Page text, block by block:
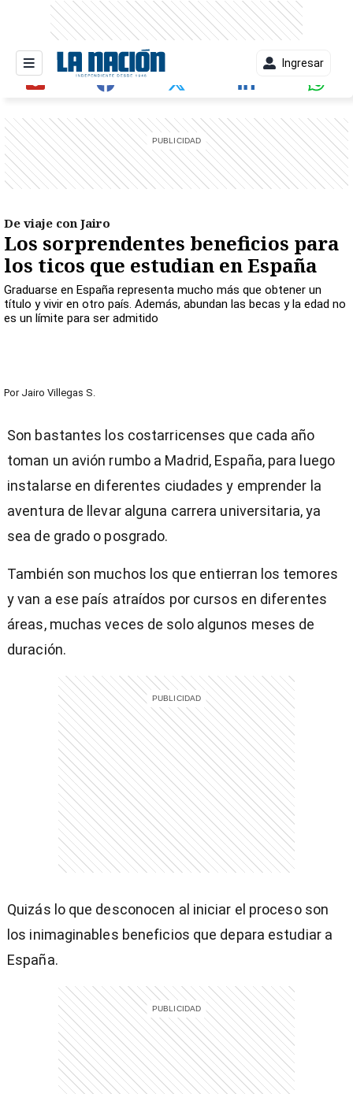
Ingresar
De viaje con Jairo
Los sorprendentes beneficios para
los ticos que estudian en España
Graduarse en España representa mucho más que obtener un
título y vivir en otro país. Además, abundan las becas y la edad no
es un límite para ser admitido
Por Jairo Villegas S.
Son bastantes los costarricenses que cada año
toman un avión rumbo a Madrid, España, para luego
instalarse en diferentes ciudades y emprender la
aventura de llevar alguna carrera universitaria, ya
sea de grado o posgrado.
También son muchos los que entierran los temores
y van a ese país atraídos por cursos en diferentes
áreas, muchas veces de solo algunos meses de
duración.
Quizás lo que desconocen al iniciar el proceso son
los inimaginables beneficios que depara estudiar a
España.